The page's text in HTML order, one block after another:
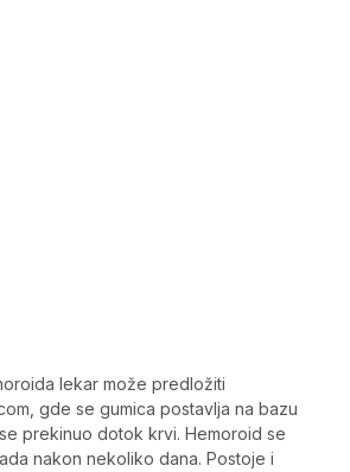
lekar može predložiti
gde se gumica postavlja na bazu
prekinuo dotok krvi. Hemoroid se
nakon nekoliko dana. Postoje i